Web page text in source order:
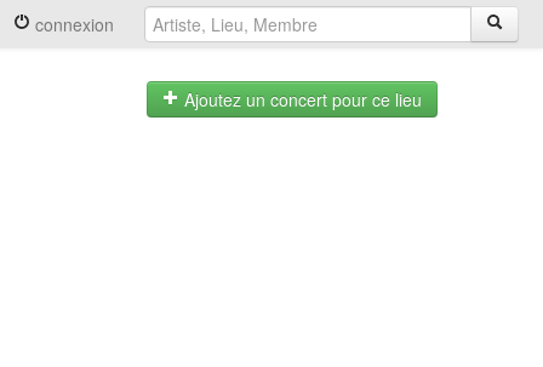
connexion
Ajoutez un concert pour ce lieu